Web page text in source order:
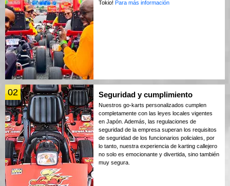
Tokio! Para más información
02 Seguridad y cumplimiento
Nuestros go-karts personalizados cumplen
completamente con las leyes locales vigentes
en Japón. Además, las regulaciones de
seguridad de la empresa superan los requisitos
de seguridad de los funcionarios policiales, por
lo tanto, nuestra experiencia de karting callejero
no solo es emocionante y divertida, sino también
muy segura.